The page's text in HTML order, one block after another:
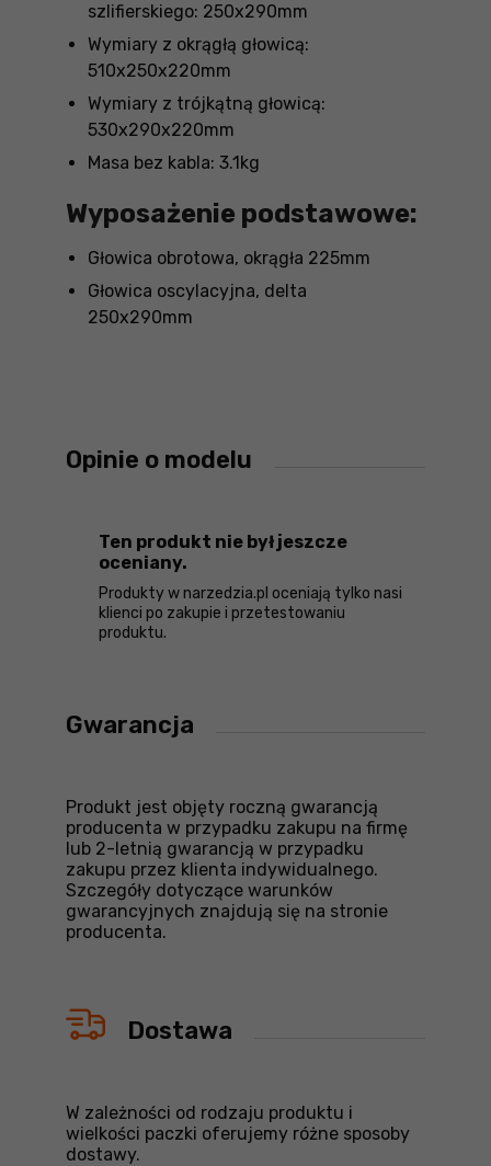
szlifierskiego: 250x290mm
Wymiary z okrągłą głowicą:
510x250x220mm
Wymiary z trójkątną głowicą:
530x290x220mm
Masa bez kabla: 3.1kg
Wyposażenie podstawowe:
Głowica obrotowa, okrągła 225mm
Głowica oscylacyjna, delta
250x290mm
Opinie o modelu
Ten produkt nie był jeszcze
oceniany.
Produkty w narzedzia.pl oceniają tylko nasi
klienci po zakupie i przetestowaniu
produktu.
Gwarancja
Produkt jest objęty roczną gwarancją
producenta w przypadku zakupu na firmę
lub 2-letnią gwarancją w przypadku
zakupu przez klienta indywidualnego.
Szczegóły dotyczące warunków
gwarancyjnych znajdują się na stronie
producenta.
Dostawa
W zależności od rodzaju produktu i
wielkości paczki oferujemy różne sposoby
dostawy.